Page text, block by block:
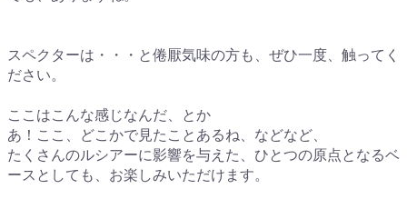
スペクターは・・・と倦厭気味の方も、ぜひ一度、触ってく
ださい。
ここはこんな感じなんだ、とか
あ！ここ、どこかで見たことあるね、などなど、
たくさんのルシアーに影響を与えた、ひとつの原点となるベ
ースとしても、お楽しみいただけます。